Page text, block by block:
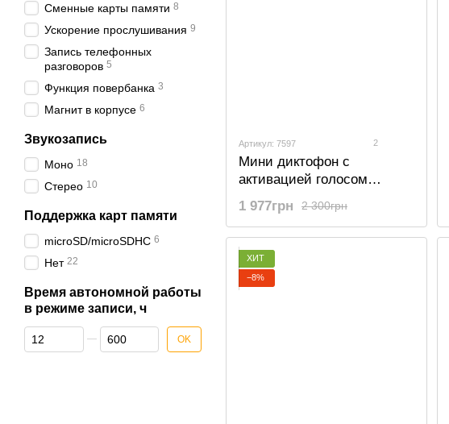
Артикул: 7597 2
Мини диктофон с
активацией голосом
Savetek 200, 32 Гб, VOX,
12 часов записи
2 300грн
1 977грн
ХИТ
−8%
Сменные карты памяти 8
Ускорение прослушивания 9
Запись телефонных
разговоров 5
Функция повербанка 3
Магнит в корпусе 6
Звукозапись
Моно 18
Стерео 10
Поддержка карт памяти
microSD/microSDHC 6
Нет 22
Время автономной работы
в режиме записи, ч
От Время автономной работы в режиме записи, ч
До Время автономной работы в режиме записи, ч
OK